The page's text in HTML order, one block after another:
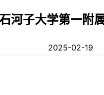
河子大学第一附
2025-02-19